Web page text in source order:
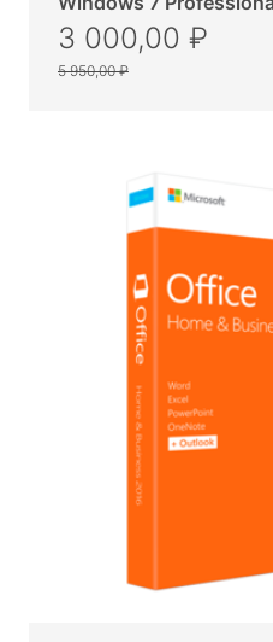
3 000,00 ₽
5 950,00 ₽